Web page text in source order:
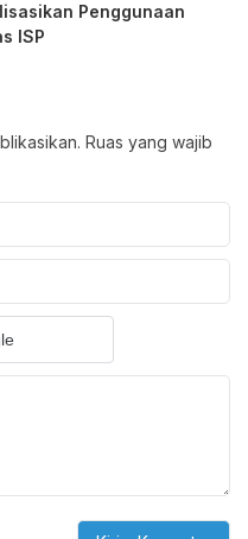
Penggunaan
ISP
Ruas yang wajib